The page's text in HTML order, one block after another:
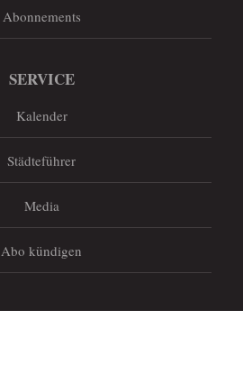
Abonnements
SERVICE
Kalender
Städteführer
Media
Abo kündigen